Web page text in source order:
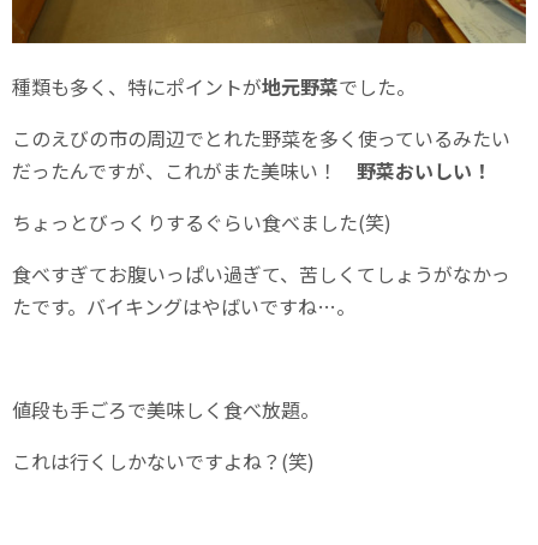
種類も多く、特にポイントが地元野菜でした。
このえびの市の周辺でとれた野菜を多く使っているみたい
だったんですが、これがまた美味い！ 野菜おいしい！
ちょっとびっくりするぐらい食べました(笑)
食べすぎてお腹いっぱい過ぎて、苦しくてしょうがなかっ
たです。バイキングはやばいですね…。
値段も手ごろで美味しく食べ放題。
これは行くしかないですよね？(笑)